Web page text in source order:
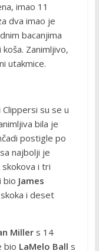
imao 11
dva imao je
bacanjima
Zanimljivo,
utakmice.
su se u
bila je
postigle po
najbolji je
i tri
bio James
i deset
Millers 14
bio LaMelo Ball s